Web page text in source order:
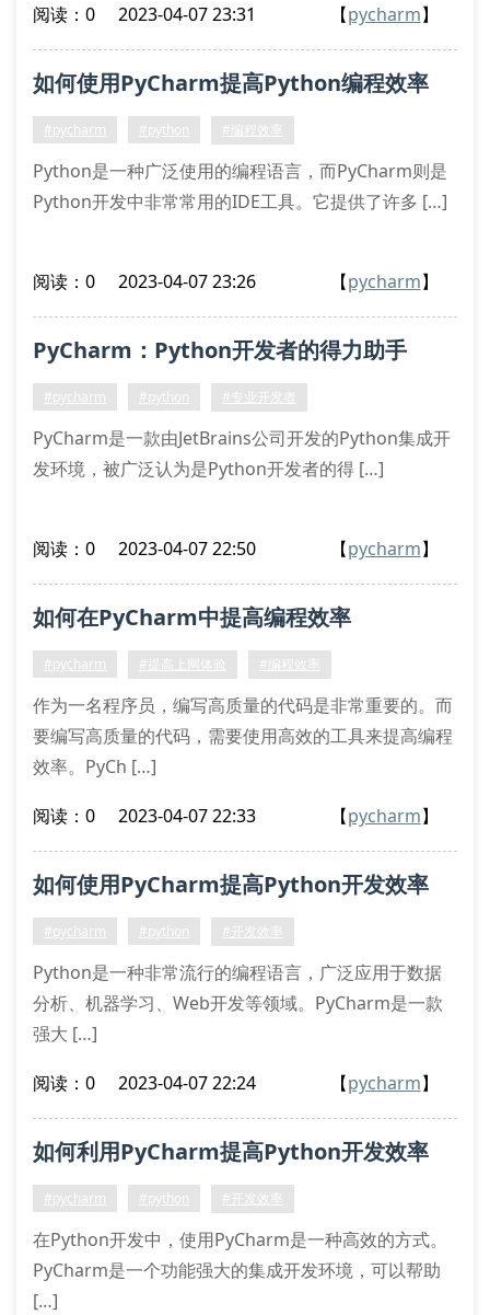
阅读：0 2023-04-07 23:31 【pycharm】
如何使用PyCharm提高Python编程效率
#pycharm #python #编程效率
Python是一种广泛使用的编程语言，而PyCharm则是
Python开发中非常常用的IDE工具。它提供了许多 […]
阅读：0 2023-04-07 23:26 【pycharm】
PyCharm：Python开发者的得力助手
#pycharm #python #专业开发者
PyCharm是一款由JetBrains公司开发的Python集成开
发环境，被广泛认为是Python开发者的得 […]
阅读：0 2023-04-07 22:50 【pycharm】
如何在PyCharm中提高编程效率
#pycharm #提高上网体验 #编程效率
作为一名程序员，编写高质量的代码是非常重要的。而
要编写高质量的代码，需要使用高效的工具来提高编程
效率。PyCh […]
阅读：0 2023-04-07 22:33 【pycharm】
如何使用PyCharm提高Python开发效率
#pycharm #python #开发效率
Python是一种非常流行的编程语言，广泛应用于数据
分析、机器学习、Web开发等领域。PyCharm是一款
强大 […]
阅读：0 2023-04-07 22:24 【pycharm】
如何利用PyCharm提高Python开发效率
#pycharm #python #开发效率
在Python开发中，使用PyCharm是一种高效的方式。
PyCharm是一个功能强大的集成开发环境，可以帮助
[…]